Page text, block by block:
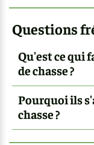
Questions
Qu'est ce qui
de chasse ?
Pourquoi ils
chasse ?